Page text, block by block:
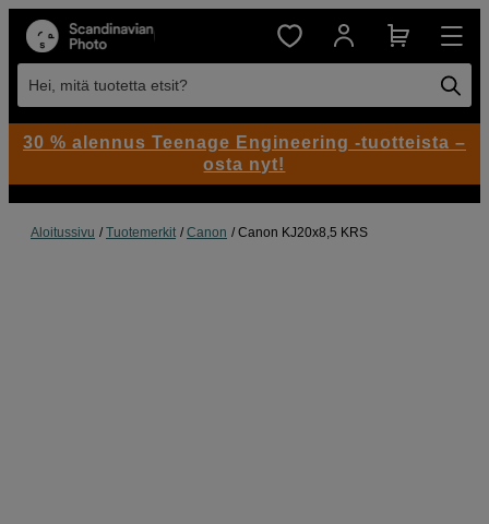
Hei, mitä tuotetta etsit?
Aloitussivu Tuotemerkit Canon Canon KJ20x8,5 KRS
30 % alennus Teenage Engineering -tuotteista –
osta nyt!